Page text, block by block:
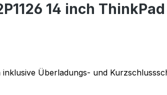
14 inch
Überladungs- und